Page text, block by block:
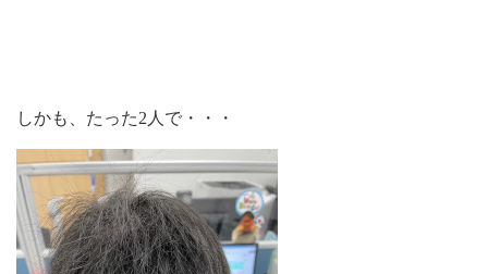
しかも、たった2人で・・・